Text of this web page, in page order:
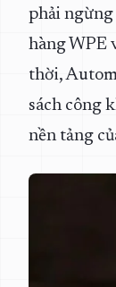
phải ngừng
hàng WPE
thời,
sách công
nền tảng